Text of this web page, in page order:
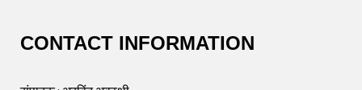
CONTACT INFORMATION